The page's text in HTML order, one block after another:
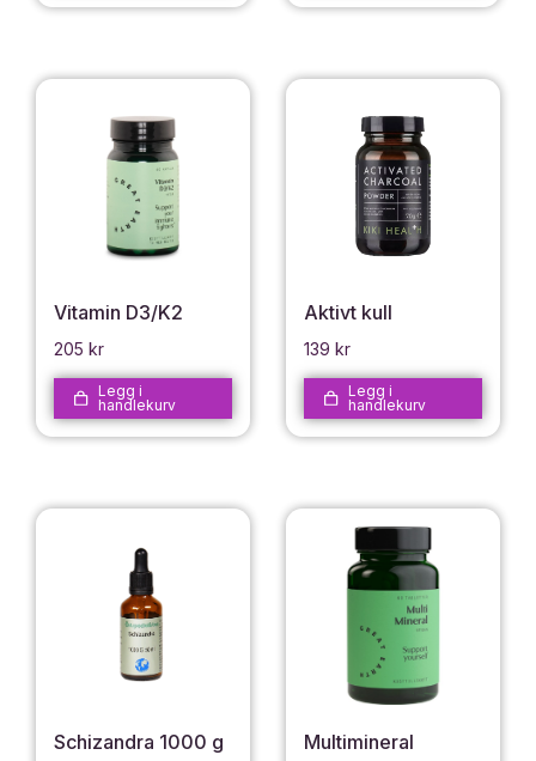
Vitamin D3/K2
205 kr
Legg i
handlekurv
Aktivt kull
139 kr
Legg i
handlekurv
Schizandra 1000 g
Multimineral